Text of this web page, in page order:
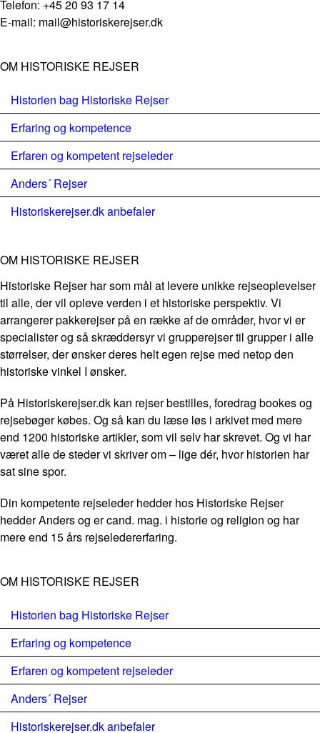
Telefon: +45 20 93 17 14
E-mail: mail@historiskerejser.dk
OM HISTORISKE REJSER
Historien bag Historiske Rejser
Erfaring og kompetence
Erfaren og kompetent rejseleder
Anders´ Rejser
Historiskerejser.dk anbefaler
OM HISTORISKE REJSER
Historiske Rejser har som mål at levere unikke rejseoplevelser
til alle, der vil opleve verden i et historiske perspektiv. Vi
arrangerer pakkerejser på en række af de områder, hvor vi er
specialister og så skræddersyr vi grupperejser til grupper i alle
størrelser, der ønsker deres helt egen rejse med netop den
historiske vinkel I ønsker.
På Historiskerejser.dk kan rejser bestilles, foredrag bookes og
rejsebøger købes. Og så kan du læse løs i arkivet med mere
end 1200 historiske artikler, som vil selv har skrevet. Og vi har
været alle de steder vi skriver om – lige dér, hvor historien har
sat sine spor.
Din kompetente rejseleder hedder hos Historiske Rejser
hedder Anders og er cand. mag. i historie og religion og har
mere end 15 års rejseledererfaring.
OM HISTORISKE REJSER
Historien bag Historiske Rejser
Erfaring og kompetence
Erfaren og kompetent rejseleder
Anders´ Rejser
Historiskerejser.dk anbefaler